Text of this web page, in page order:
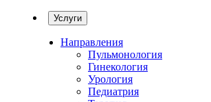
Услуги
Направления
Пульмонология
Гинекология
Урология
Педиатрия